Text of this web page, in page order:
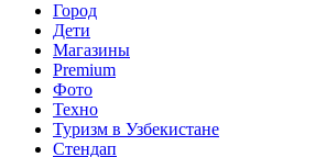
Город
Дети
Магазины
Premium
Фото
Техно
Туризм в Узбекистане
Стендап